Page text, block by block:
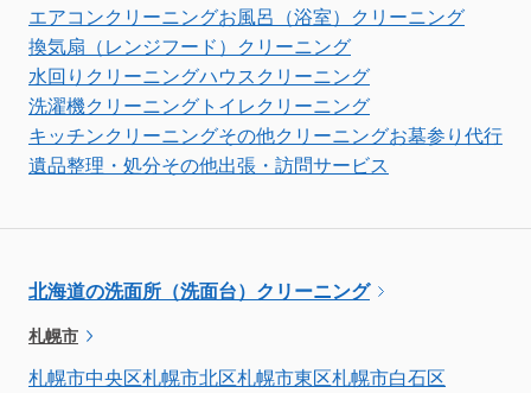
エアコンクリーニングお風呂（浴室）クリーニング
換気扇（レンジフード）クリーニング
水回りクリーニングハウスクリーニング
洗濯機クリーニング トイレクリーニング
キッチンクリーニングその他クリーニングお墓参り代行
遺品整理・処分その他出張・訪問サービス
北海道の洗面所（洗面台）クリーニング
札幌市
札幌市中央区札幌市北区札幌市東区札幌市白石区